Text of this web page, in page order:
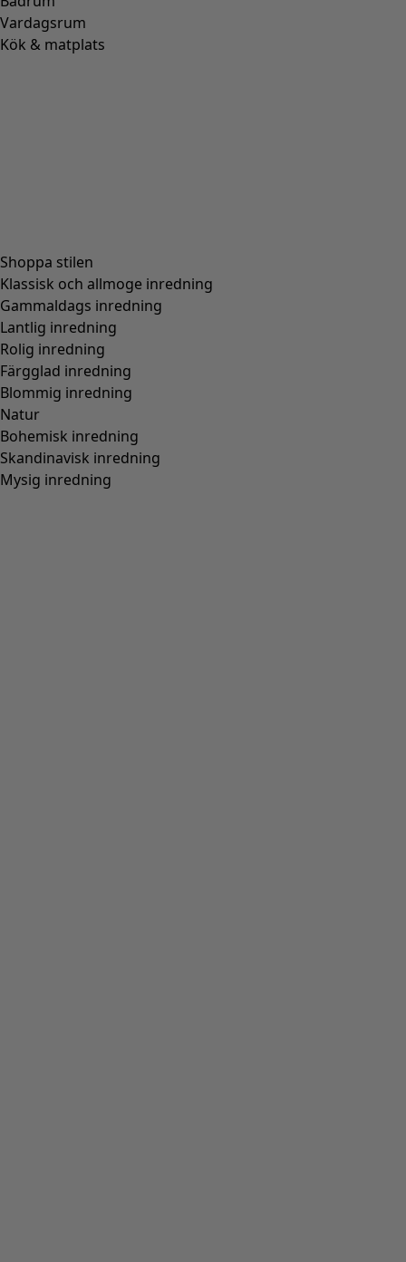
Vardagsrum
Kök & matplats
Shoppa stilen
Klassisk och allmoge inredning
Gammaldags inredning
Lantlig inredning
Rolig inredning
Färgglad inredning
Blommig inredning
Natur
Bohemisk inredning
Skandinavisk inredning
Mysig inredning